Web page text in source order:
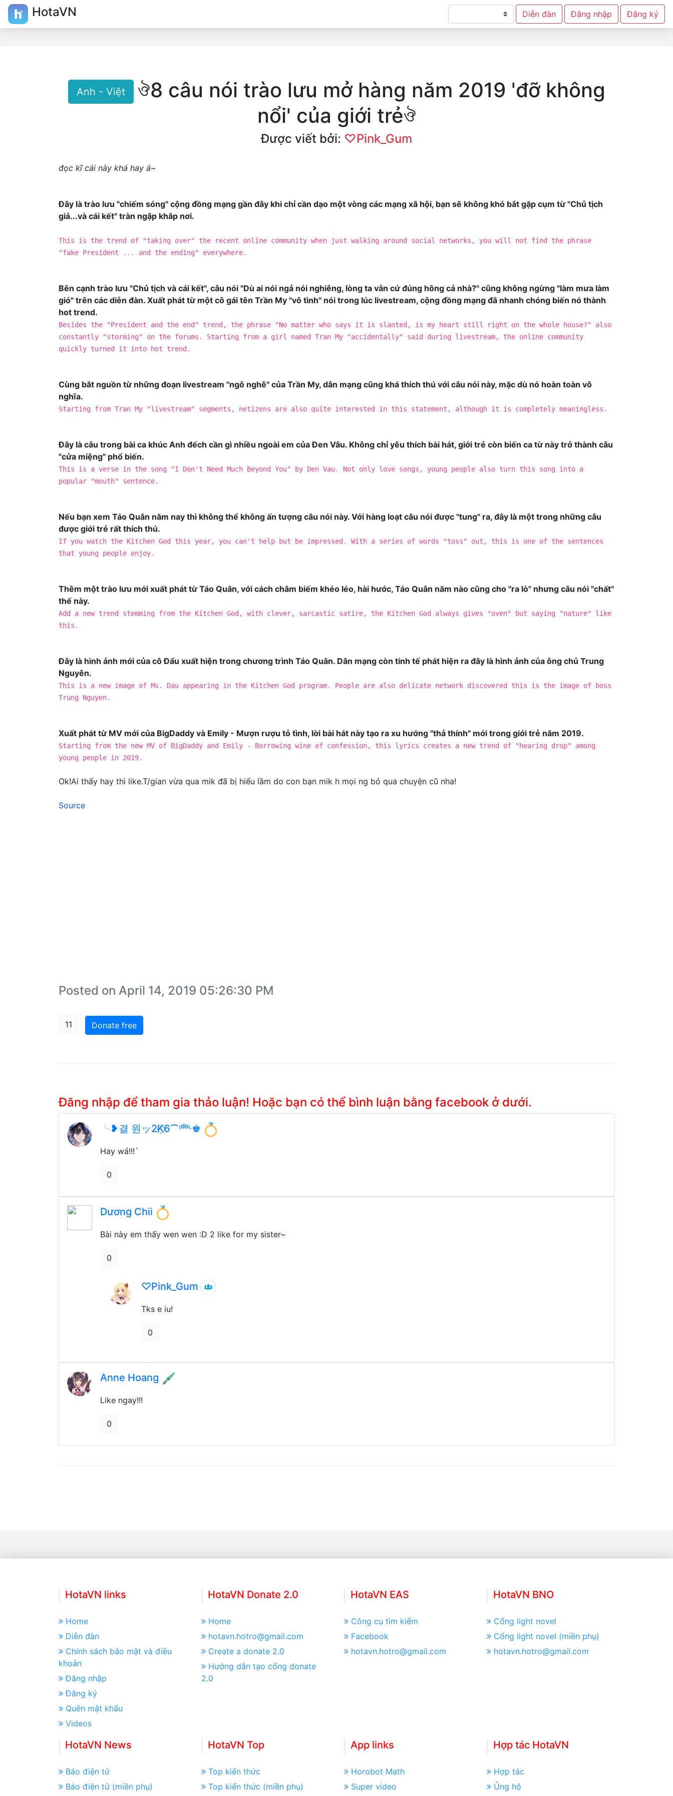
HotaVN Diễn đàn Đăng nhập Đăng ký
Anh - Việt
ঔ8 câu nói trào lưu mở hàng năm 2019 'đỡ không
nổi' của giới trẻঔ
Được viết bởi: ♡Pink_Gum
đọc kĩ cái này khá hay á~
Đây là trào lưu "chiếm sóng" cộng đồng mạng gần đây khi chỉ cần dạo một vòng các mạng xã hội, bạn sẽ không khó bắt gặp cụm từ "Chủ tịch
giả...và cái kết" tràn ngập khắp nơi.
This is the trend of "taking over" the recent online community when just walking around social networks, you will not find the phrase
"fake President ... and the ending" everywhere.
Bên cạnh trào lưu "Chủ tịch và cái kết", câu nói "Dù ai nói ngả nói nghiêng, lòng ta vẫn cứ đúng hông cả nhà?" cũng không ngừng "làm mưa làm
gió" trên các diễn đàn. Xuất phát từ một cô gái tên Trần My "vô tình" nói trong lúc livestream, cộng đồng mạng đã nhanh chóng biến nó thành
hot trend.
Besides the "President and the end" trend, the phrase "No matter who says it is slanted, is my heart still right on the whole house?" also
constantly "storming" on the forums. Starting from a girl named Tran My "accidentally" said during livestream, the online community
quickly turned it into hot trend.
Cùng bắt nguồn từ những đoạn livestream "ngô nghê" của Trần My, dân mạng cũng khá thích thú với câu nói này, mặc dù nó hoàn toàn vô
nghĩa.
Starting from Tran My "livestream" segments, netizens are also quite interested in this statement, although it is completely meaningless.
Đây là câu trong bài ca khúc Anh đếch cần gì nhiều ngoài em của Đen Vâu. Không chỉ yêu thích bài hát, giới trẻ còn biến ca từ này trở thành câu
"cửa miệng" phổ biến.
This is a verse in the song "I Don't Need Much Beyond You" by Den Vau. Not only love songs, young people also turn this song into a
popular "mouth" sentence.
Nếu bạn xem Táo Quân năm nay thì không thể không ấn tượng câu nói này. Với hàng loạt câu nói được "tung" ra, đây là một trong những câu
được giới trẻ rất thích thú.
If you watch the Kitchen God this year, you can't help but be impressed. With a series of words "toss" out, this is one of the sentences
that young people enjoy.
Thêm một trào lưu mới xuất phát từ Táo Quân, với cách châm biếm khéo léo, hài hước, Táo Quân năm nào cũng cho "ra lò" nhưng câu nói "chất"
thế này.
Add a new trend stemming from the Kitchen God, with clever, sarcastic satire, the Kitchen God always gives "oven" but saying "nature" like
this.
Đây là hình ảnh mới của cô Đẩu xuất hiện trong chương trình Táo Quân. Dân mạng còn tinh tế phát hiện ra đây là hình ảnh của ông chủ Trung
Nguyên.
This is a new image of Ms. Dau appearing in the Kitchen God program. People are also delicate network discovered this is the image of boss
Trung Nguyen.
Xuất phát từ MV mới của BigDaddy và Emily - Mượn rượu tỏ tình, lời bài hát này tạo ra xu hướng "thả thính" mới trong giới trẻ năm 2019.
Starting from the new MV of BigDaddy and Emily - Borrowing wine of confession, this lyrics creates a new trend of "hearing drop" among
young people in 2019.
Ok!Ai thấy hay thì like.T/gian vừa qua mik đã bị hiểu lầm do con bạn mik h mọi ng bỏ qua chuyện cũ nha!
Source
Posted on April 14, 2019 05:26:30 PM
11 Donate free
Đăng nhập để tham gia thảo luận! Hoặc bạn có thể bình luận bằng facebook ở dưới.
╰❥결 원ッ2K҉6⁀ᶦᵈᵒᶫ♚
Hay wá!!!`
0
Dương Chii
Bài này em thấy wen wen :D 2 like for my sister~
0
♡Pink_Gum
Tks e iu!
0
Anne Hoang
Like ngay!!!
0
HotaVN links
Home
Diễn đàn
Chính sách bảo mật và điều
khoản
Đăng nhập
Đăng ký
Quên mật khẩu
Videos
HotaVN Donate 2.0
Home
hotavn.hotro@gmail.com
Create a donate 2.0
Hướng dẫn tạo cổng donate
2.0
HotaVN EAS
Công cụ tìm kiếm
Facebook
hotavn.hotro@gmail.com
HotaVN BNO
Cổng light novel
Cổng light novel (miền phụ)
hotavn.hotro@gmail.com
HotaVN News
Báo điện tử
Báo điện tử (miền phụ)
HotaVN Top
Top kiến thức
Top kiến thức (miền phụ)
App links
Horobot Math
Super video
Hợp tác HotaVN
Hợp tác
Ủng hộ